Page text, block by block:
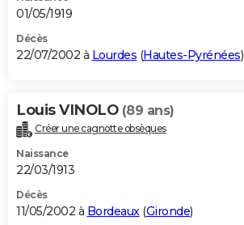
01/05/1919
Décès
22/07/2002 à Lourdes (Hautes-Pyrénées)
Louis VINOLO (89 ans)
Créer une cagnotte obsèques
Naissance
22/03/1913
Décès
11/05/2002 à Bordeaux (Gironde)